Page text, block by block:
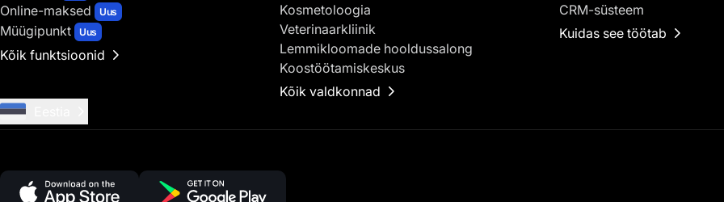
Online-maksed Uus
Müügipunkt Uus
Kõik funktsioonid
Kosmetoloogia
Veterinaarkliinik
Lemmikloomade hooldussalong
Koostöötamiskeskus
Kõik valdkonnad
CRM-süsteem
Kuidas see töötab